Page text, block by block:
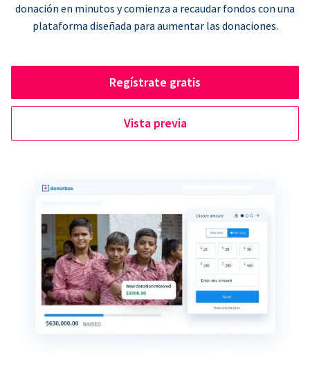
donación en minutos y comienza a recaudar fondos con una
plataforma diseñada para aumentar las donaciones.
Regístrate gratis
Vista previa